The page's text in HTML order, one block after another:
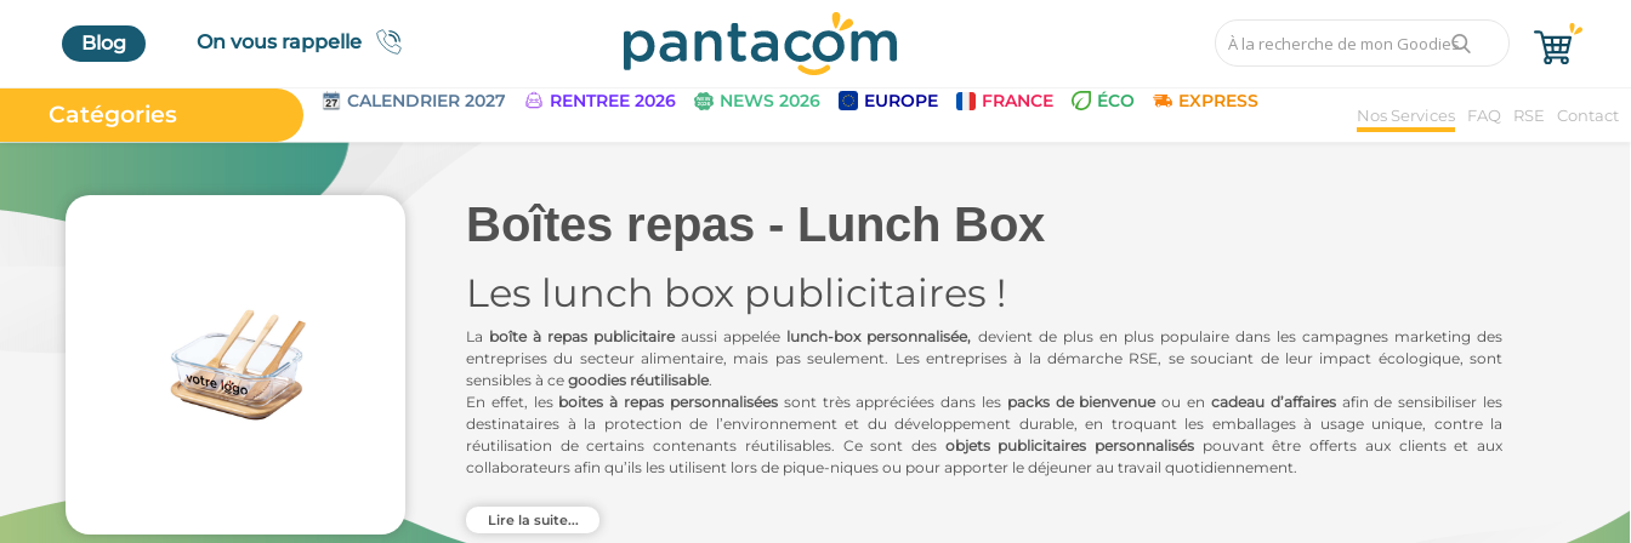
Blog On vous rappelle
Catégories CALENDRIER 2027 RENTREE 2026 NEWS 2026 EUROPE FRANCE ÉCO EXPRESS
Nos Services FAQ RSE Contact
Au Bureau
Textiles & Accessoires
Vêtements de Travail
Art de la Table
Boîtes repas - Lunch Box
Les lunch box publicitaires !
La boîte à repas publicitaireaussi appelée lunch-box personnalisée, devient de plus en plus populaire dans les campagnes marketing des
entreprises du secteur alimentaire, mais pas seulement. Les entreprises à la démarche RSE, se souciant de leur impact écologique, sont
sensibles à ce goodies réutilisable.
En effet, les boites à repas personnaliséessont très appréciées dans les packs de bienvenueou en cadeau d’affairesafin de sensibiliser les
destinataires à la protection de l’environnement et du développement durable, en troquant les emballages à usage unique, contre la
réutilisation de certains contenants réutilisables. Ce sont des objets publicitaires personnalisés pouvant être offerts aux clients et aux
collaborateurs afin qu’ils les utilisent lors de pique-niques ou pour apporter le déjeuner au travail quotidiennement.
Nous avons sélectionné des
aluminium ou en matériaux naturels. Certaines sont également dotées de fermetures hermétiques pour les transporter en toute sécurité.
Lire la suite...